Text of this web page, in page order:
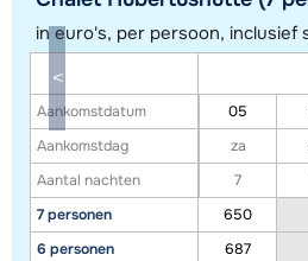
Toon alle accommodaties in dit
Deze kaart geeft een indicatie van de
exacte locatie kan enigszins afwijken.
in euro's, per persoon, inclusief
Aankomstdatum
Aankomstdag
Aantal nachten
7 personen
6 personen
05
za
7
650
687